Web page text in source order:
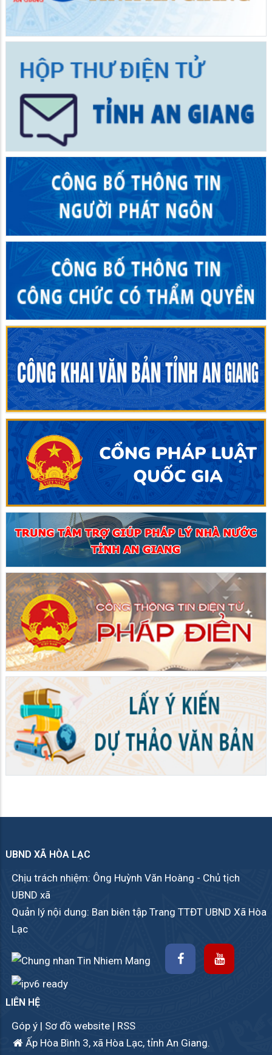
UBND XÃ HÒA LẠC
Chịu trách nhiệm: Ông Huỳnh Văn Hoàng - Chủ tịch
UBND xã
Quản lý nội dung: Ban biên tập Trang TTĐT UBND Xã Hòa
Lạc
LIÊN HỆ
Góp ý | Sơ đồ website | RSS
Ấp Hòa Bình 3, xã Hòa Lạc, tỉnh An Giang.